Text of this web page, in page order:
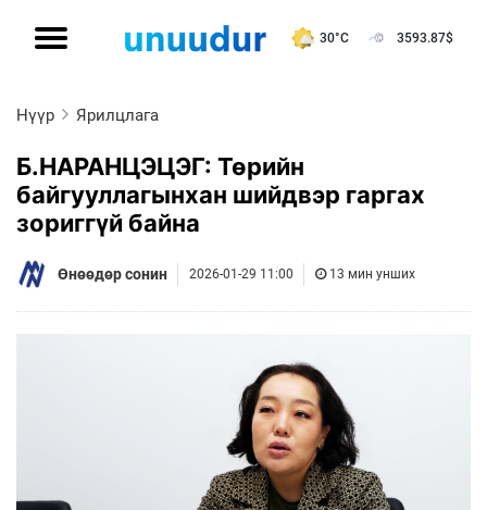
30°C 3593.87$
Нүүр Ярилцлага
Б.НАРАНЦЭЦЭГ: Төрийн
байгууллагынхан шийдвэр гаргах
зориггүй байна
Өнөөдөр сонин 2026-01-29 11:00 13 мин унших